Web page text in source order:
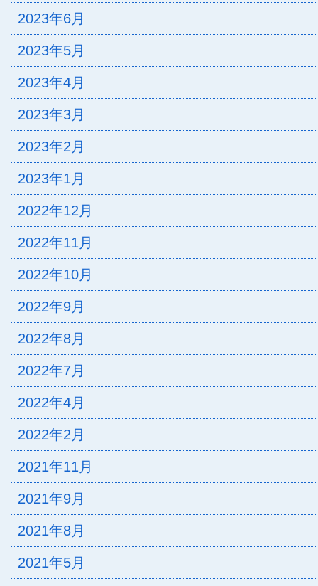
2023年6月
2023年5月
2023年4月
2023年3月
2023年2月
2023年1月
2022年12月
2022年11月
2022年10月
2022年9月
2022年8月
2022年7月
2022年4月
2022年2月
2021年11月
2021年9月
2021年8月
2021年5月